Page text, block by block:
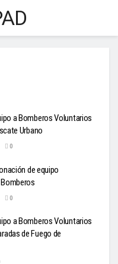
a Bomberos Voluntarios
Urbano
0
de equipo
0
a Bomberos Voluntarios
de Fuego de